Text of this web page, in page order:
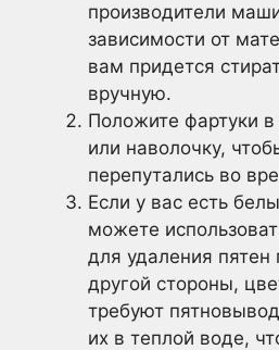
производители
зависимости от
вам придется
вручную.
Положите фартуки
или наволочку,
перепутались во
Если у вас есть
можете
для удаления пятен
другой стороны,
требуют
их в теплой воде,